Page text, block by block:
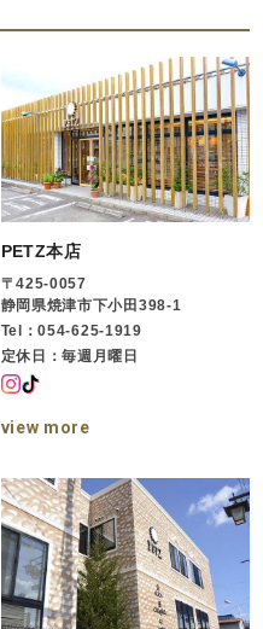
PETZ本店
〒425-0057
静岡県焼津市下小田398-1
Tel：054-625-1919
定休日：毎週月曜日
view more